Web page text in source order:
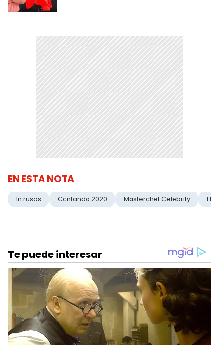
EN ESTA NOTA
Intrusos Cantando 2020 Masterchef Celebrity El